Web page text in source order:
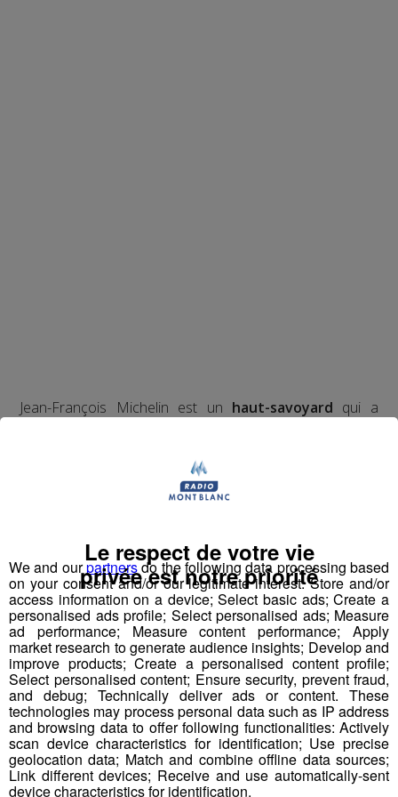
Jean-François Michelin est un haut-savoyard qui a
Hackett, en Normandie, à Bali et en Nouvelle Zélande,
70 000 sautsà son actif. Il a eu l'idée d'un
tremplin de saut à l'élastiquerévolutionnaire en 2008
Bun JQuoi ?
Le nomBun J Rideest inspiré de la prononciation
anglaise dusaut à l'élastique("bungee" ou "bungy")
auquel s'ajoute le "ride" du mouvement et de la liberté,
avec au milieu le "J" de Jeff, son inventeur.
Écoutez l'interview de son créateur ⬇
mp3
We and ourpartnersdo the following data processing based
on your consent and/or our legitimate interest: Store and/or
access information on a device; Select basic ads; Create a
personalised ads profile; Select personalised ads; Measure
ad performance; Measure content performance; Apply
market research to generate audience insights; Develop and
improve products; Create a personalised content profile;
Select personalised content; Ensure security, prevent fraud,
and debug; Technically deliver ads or content. These
technologies may process personal data such as IP address
and browsing data to offer following functionalities: Actively
scan device characteristics for identification; Use precise
geolocation data; Match and combine offline data sources;
Link different devices; Receive and use automatically-sent
device characteristics for identification.
Le respect de votre vie
privée est notre priorité